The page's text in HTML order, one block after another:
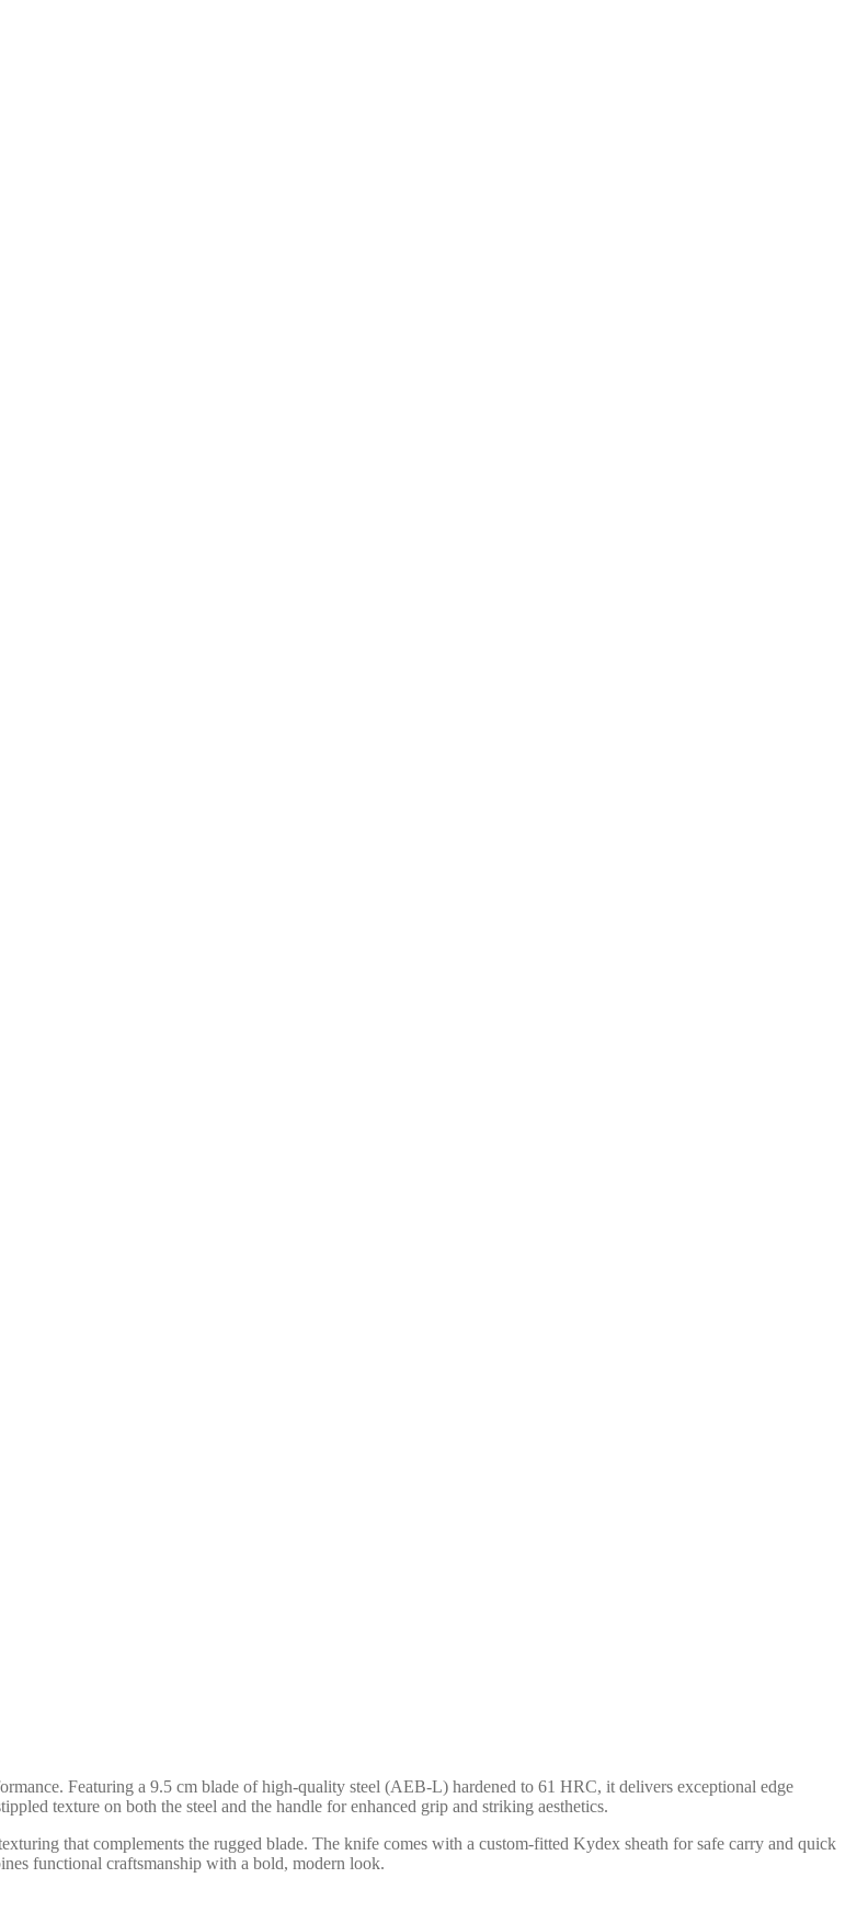
Featuring a 9.5 cm blade of high-quality steel (AEB-L) hardened to 61 HRC, it delivers exceptional edge
texture on both the steel and the handle for enhanced grip and striking aesthetics.
that complements the rugged blade. The knife comes with a custom-fitted Kydex sheath for safe carry and quick
functional craftsmanship with a bold, modern look.